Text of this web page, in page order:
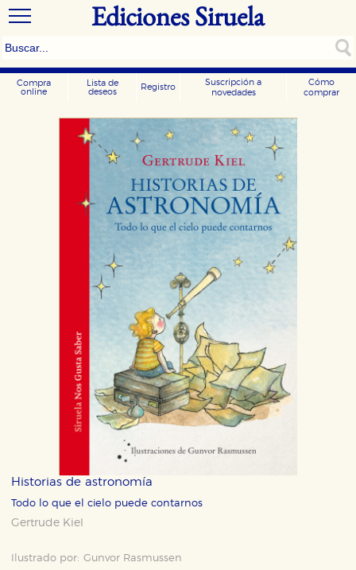
Ediciones Siruela
Compra
online
Lista de
deseos
Registro
Suscripción a
novedades
Cómo
comprar
Historias de astronomía
Todo lo que el cielo puede contarnos
Gertrude Kiel
Ilustrado por: Gunvor Rasmussen